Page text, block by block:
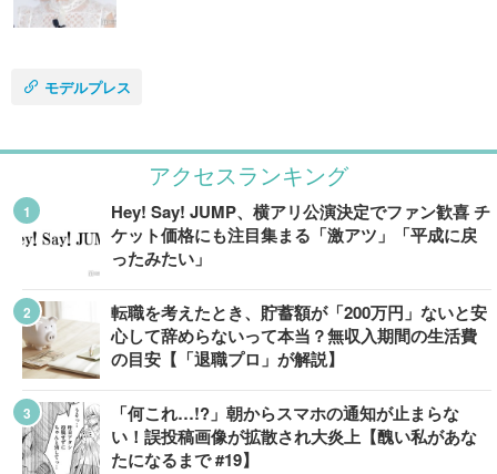
モデルプレス
アクセスランキング
Hey! Say! JUMP、横アリ公演決定でファン歓喜 チ
ケット価格にも注目集まる「激アツ」「平成に戻
ったみたい」
転職を考えたとき、貯蓄額が「200万円」ないと安
心して辞めらないって本当？無収入期間の生活費
の目安【「退職プロ」が解説】
「何これ…!?」朝からスマホの通知が止まらな
い！誤投稿画像が拡散され大炎上【醜い私があな
たになるまで #19】